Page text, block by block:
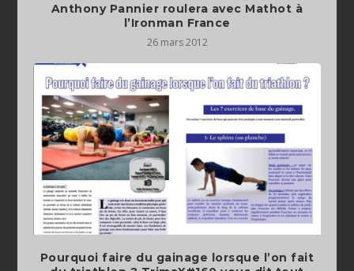
Anthony Pannier roulera avec Mathot à
l’Ironman France
26 mars 2012
Pourquoi faire du gainage lorsque l’on fait